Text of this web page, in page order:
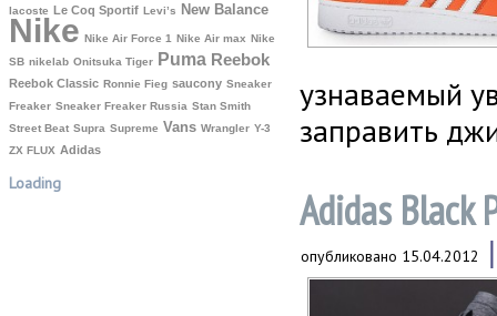
lacoste Le Coq Sportif Levi’s New Balance
Nike Nike Air Force 1 Nike Air max Nike
SB nikelab Onitsuka Tiger Puma Reebok
Reebok Classic Ronnie Fieg saucony Sneaker
Freaker Sneaker Freaker Russia Stan Smith
Street Beat Supra Supreme Vans Wrangler Y-3
ZX FLUX Аdidas
Loading
узнаваемый
заправить
Adidas Black
опубликовано 15.04.2012